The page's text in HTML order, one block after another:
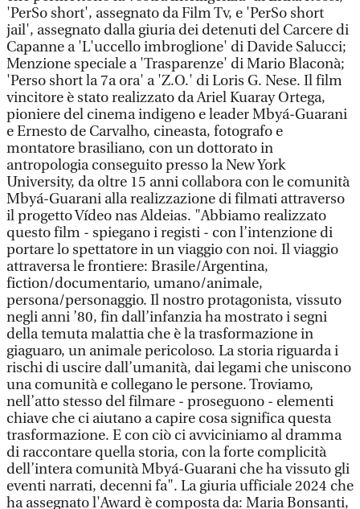
'PerSo short', assegnato da Film Tv, e 'PerSo short
jail', assegnato dalla giuria dei detenuti del Carcere di
Capanne a 'L'uccello imbroglione' di Davide Salucci;
Menzione speciale a 'Trasparenze' di Mario Blaconà;
'Perso short la 7a ora' a 'Z.O.' di Loris G. Nese. Il film
vincitore è stato realizzato da Ariel Kuaray Ortega,
pioniere del cinema indigeno e leader Mbyá-Guarani
e Ernesto de Carvalho, cineasta, fotografo e
montatore brasiliano, con un dottorato in
antropologia conseguito presso la New York
University, da oltre 15 anni collabora con le comunità
Mbyá-Guarani alla realizzazione di filmati attraverso
il progetto Vídeo nas Aldeias. "Abbiamo realizzato
questo film - spiegano i registi - con l’intenzione di
portare lo spettatore in un viaggio con noi. Il viaggio
attraversa le frontiere: Brasile/Argentina,
fiction/documentario, umano/animale,
persona/personaggio. Il nostro protagonista, vissuto
negli anni ’80, fin dall’infanzia ha mostrato i segni
della temuta malattia che è la trasformazione in
giaguaro, un animale pericoloso. La storia riguarda i
rischi di uscire dall’umanità, dai legami che uniscono
una comunità e collegano le persone. Troviamo,
nell’atto stesso del filmare - proseguono - elementi
chiave che ci aiutano a capire cosa significa questa
trasformazione. E con ciò ci avviciniamo al dramma
di raccontare quella storia, con la forte complicità
dell’intera comunità Mbyá-Guarani che ha vissuto gli
eventi narrati, decenni fa". La giuria ufficiale 2024 che
ha assegnato l'Award è composta da: Maria Bonsanti,